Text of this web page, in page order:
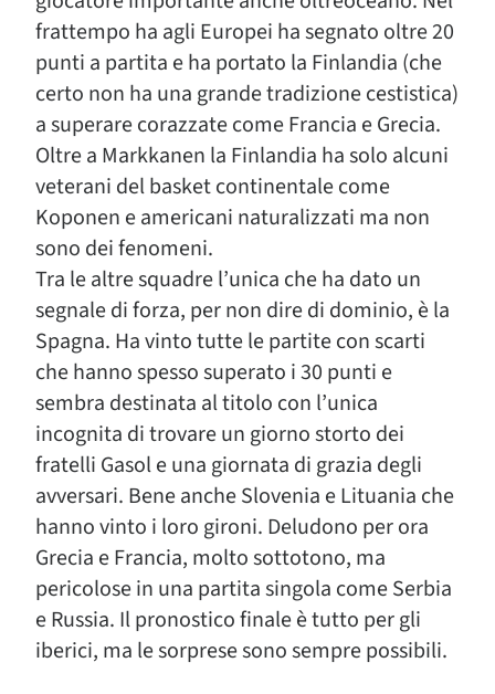
frattempo ha agli Europei ha segnato oltre 20
punti a partita e ha portato la Finlandia (che
certo non ha una grande tradizione cestistica)
a superare corazzate come Francia e Grecia.
Oltre a Markkanen la Finlandia ha solo alcuni
veterani del basket continentale come
Koponen e americani naturalizzati ma non
sono dei fenomeni.
Tra le altre squadre l’unica che ha dato un
segnale di forza, per non dire di dominio, è la
Spagna. Ha vinto tutte le partite con scarti
che hanno spesso superato i 30 punti e
sembra destinata al titolo con l’unica
incognita di trovare un giorno storto dei
fratelli Gasol e una giornata di grazia degli
avversari. Bene anche Slovenia e Lituania che
hanno vinto i loro gironi. Deludono per ora
Grecia e Francia, molto sottotono, ma
pericolose in una partita singola come Serbia
e Russia. Il pronostico finale è tutto per gli
iberici, ma le sorprese sono sempre possibili.